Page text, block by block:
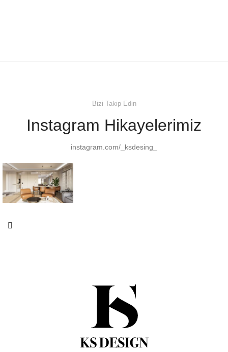
Bizi Takip Edin
Instagram Hikayelerimiz
instagram.com/_ksdesing_